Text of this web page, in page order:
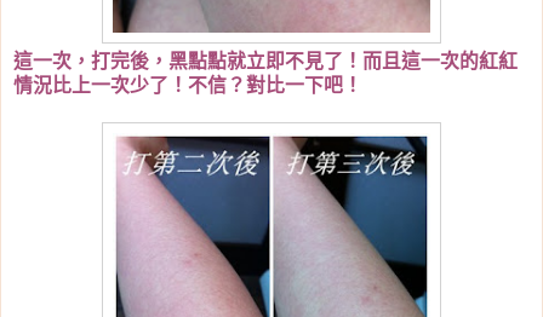
這一次，打完後，黑點點就立即不見了！而且這一次的紅紅
情況比上一次少了！不信？對比一下吧！